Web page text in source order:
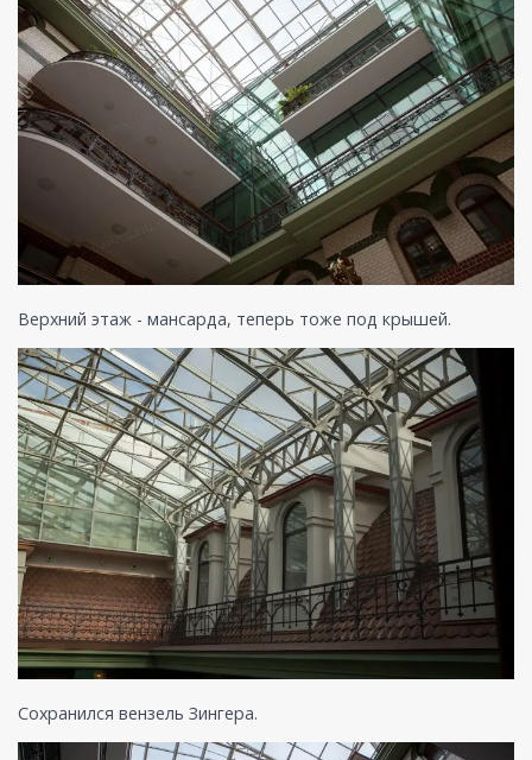
Верхний этаж - мансарда, теперь тоже под крышей.
Сохранился вензель Зингера.